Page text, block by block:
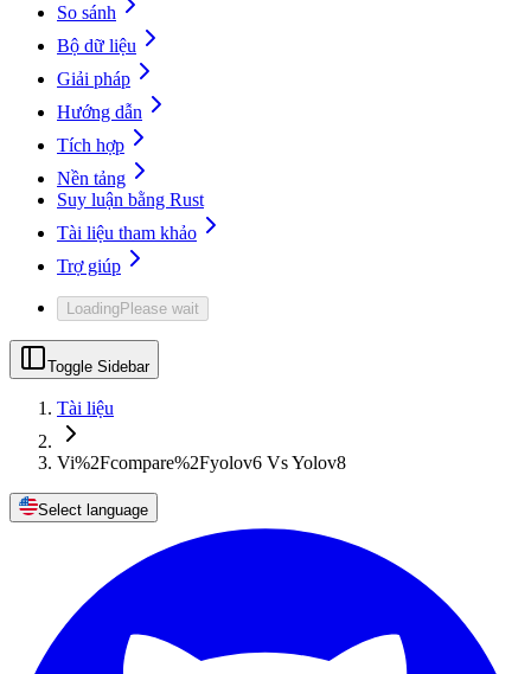
So sánh
Bộ dữ liệu
Giải pháp
Hướng dẫn
Tích hợp
Nền tảng
Suy luận bằng Rust
Tài liệu tham khảo
Trợ giúp
LoadingPlease wait
Toggle Sidebar
Tài liệu
Vi%2Fcompare%2Fyolov6 Vs Yolov8
Select language